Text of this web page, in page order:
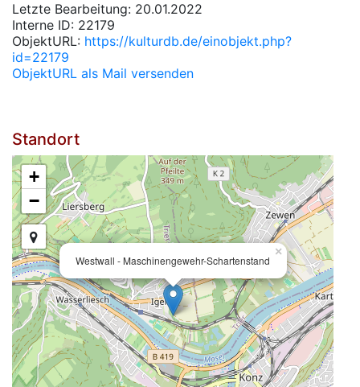
Letzte Bearbeitung: 20.01.2022
Interne ID: 22179
ObjektURL: https://kulturdb.de/einobjekt.php?
id=22179
ObjektURL als Mail versenden
Standort
Westwall - Maschinengewehr-Schartenstand
×
+
−